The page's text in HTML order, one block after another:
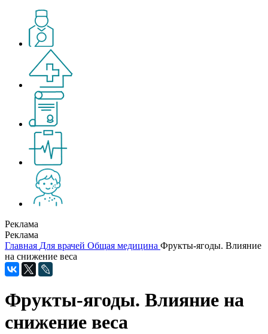
Реклама
Реклама
Главная Для врачей Общая медицина Фрукты-ягоды. Влияние
на снижение веса
Фрукты-ягоды. Влияние на
снижение веса